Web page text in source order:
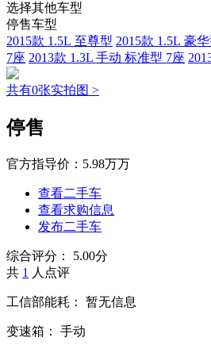
选择其他车型
停售车型
2015款 1.5L 至尊型 2015款 1.5L 豪
7座 2013款 1.3L 手动 标准型 7座
共有0张实拍图 >
停售
官方指导价： 5.98万万
查看二手车
查看求购信息
发布二手车
综合评分：
5.00分
共 1 人点评
工信部能耗： 暂无信息
变速箱： 手动